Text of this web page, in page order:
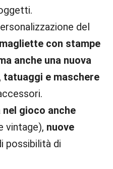
del
magliette con stampe
anche una nuova
e maschere
nel gioco anche
vintage), nuove
possibilità di